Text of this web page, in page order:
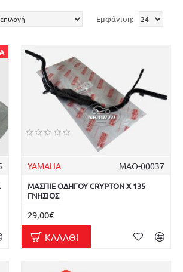
Εμφάνιση:
YAMAHA ΜΑΟ-00037
ΜΑΣΠΙΕ ΟΔΗΓΟΥ CRYPTON X 135
ΓΝΗΣΙΟΣ
29,00€
ΚΑΛΆΘΙ